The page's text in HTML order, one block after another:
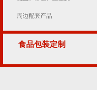
周边配套产品
食品包装定制